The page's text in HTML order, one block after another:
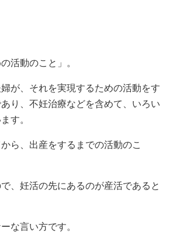
活動のこと」。
が、それを実現するための活動をす
り、不妊治療などを含めて、いろい
す。
ら、出産をするまでの活動のこ
、妊活の先にあるのが産活であると
な言い方です。